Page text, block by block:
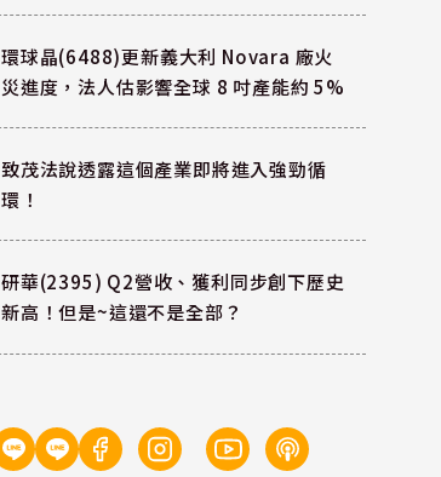
環球晶(6488)更新義大利 Novara 廠火
災進度，法人估影響全球 8 吋產能約 5%
致茂法說透露這個產業即將進入強勁循
環！
研華(2395) Q2營收、獲利同步創下歷史
新高！但是~這還不是全部？